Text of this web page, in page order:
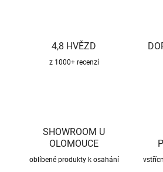
4,8 HVĚZD
z 1000+ recenzí
SHOWROOM U
OLOMOUCE
oblíbené produkty k osahání